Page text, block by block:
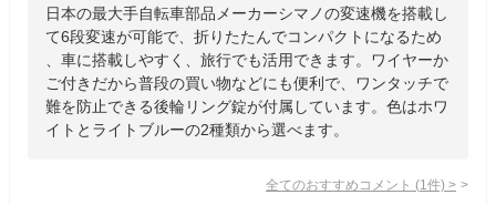
日本の最大手自転車部品メーカーシマノの変速機を搭載し
て6段変速が可能で、折りたたんでコンパクトになるため
、車に搭載しやすく、旅行でも活用できます。ワイヤーか
ご付きだから普段の買い物などにも便利で、ワンタッチで
難を防止できる後輪リング錠が付属しています。色はホワ
イトとライトブルーの2種類から選べます。
全てのおすすめコメント (1 件) >